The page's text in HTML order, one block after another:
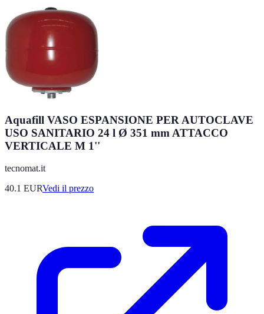
Aquafill VASO ESPANSIONE PER AUTOCLAVE
USO SANITARIO 24 l Ø 351 mm ATTACCO
VERTICALE M 1''
tecnomat.it
40.1 EURVedi il prezzo